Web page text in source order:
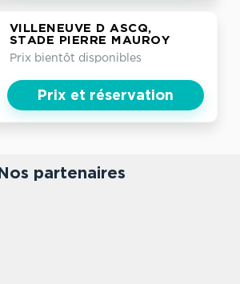
VILLENEUVE D ASCQ,
STADE PIERRE MAUROY
Prix bientôt disponibles
Prix et réservation
Nos partenaires